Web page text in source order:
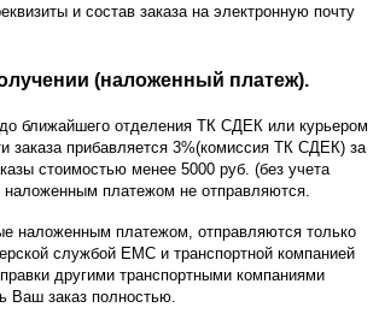
и состав заказа на электронную почту
(наложенный платеж).
ближайшего отделения ТК СДЕК или курьером
заказа прибавляется 3%(комиссия ТК СДЕК) за
стоимостью менее 5000 руб. (без учета
наложенным платежом не отправляются.
наложенным платежом, отправляются только
службой ЕМС и транспортной компанией
другими транспортными компаниями
Ваш заказ полностью.